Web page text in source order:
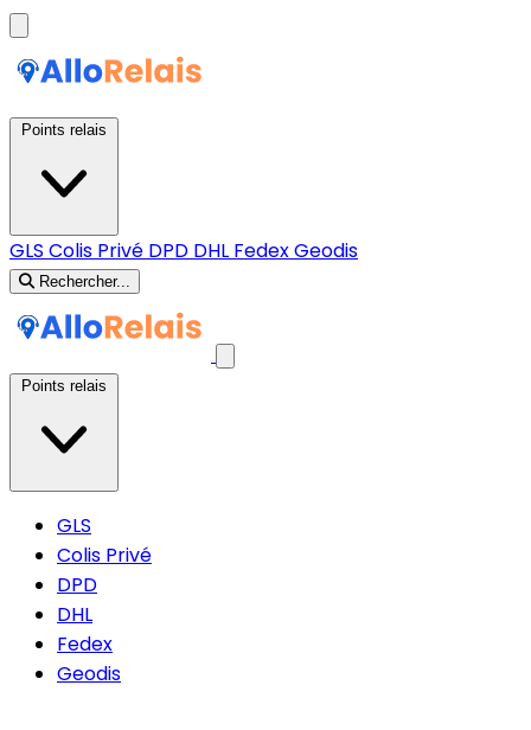
GLS Colis Privé DPD DHL FedexGeodis
Rechercher...
GLS
Colis Privé
DPD
DHL
Fedex
Geodis